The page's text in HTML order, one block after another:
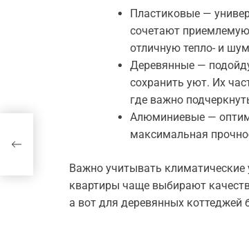
Пластиковые —
сочетают приемлемую
отличную тепло- и
Деревянные —
сохранить уют. Их
где важно
Алюминиевые —
максимальная
Важно учитывать климатические
квартиры чаще выбирают
а вот для деревянных коттеджей